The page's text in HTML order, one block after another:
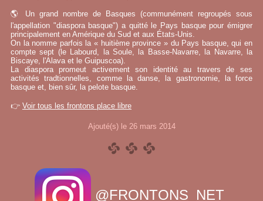
🌎 Un grand nombre de Basques (communément regroupés sous
l'appellation "diaspora basque") a quitté le Pays basque pour émigrer
principalement en Amérique du Sud et aux États-Unis.
On la nomme parfois la « huitième province » du Pays basque, qui en
compte sept (le Labourd, la Soule, la Basse-Navarre, la Navarre, la
Biscaye, l'Alava et le Guipuscoa).
La diaspora promeut activement son identité au travers de ses
activités tradtionnelles, comme la danse, la gastronomie, la force
basque et, bien sûr, la pelote basque.
👉 Voir tous les frontons place libre
Ajouté(s) le 26 mars 2014
@FRONTONS_NET